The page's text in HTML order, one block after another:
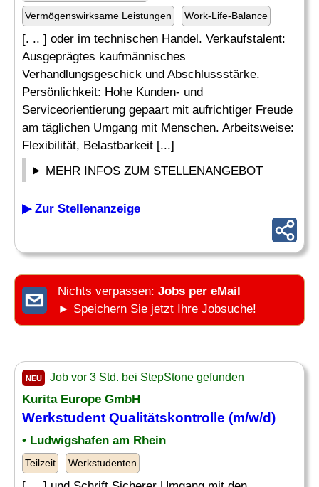
Vermögenswirksame Leistungen Work-Life-Balance
[. .. ] oder im technischen Handel. Verkaufstalent:
Ausgeprägtes kaufmännisches
Verhandlungsgeschick und Abschlussstärke.
Persönlichkeit: Hohe Kunden- und
Serviceorientierung gepaart mit aufrichtiger Freude
am täglichen Umgang mit Menschen. Arbeitsweise:
Flexibilität, Belastbarkeit [...]
MEHR INFOS ZUM STELLENANGEBOT
▶ Zur Stellenanzeige
Nichts verpassen: Jobs per eMail
► Speichern Sie jetzt Ihre Jobsuche!
NEU Job vor 3 Std. bei StepStone gefunden
Kurita Europe GmbH
Werkstudent Qualitätskontrolle (m/w/d)
• Ludwigshafen am Rhein
Teilzeit Werkstudenten